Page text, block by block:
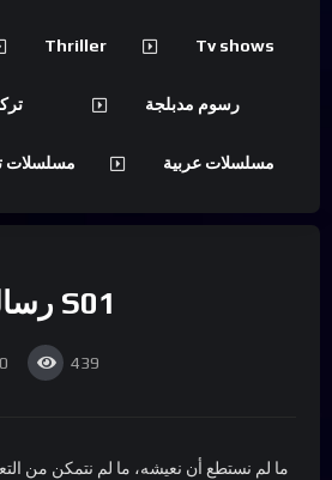
رسالة وداع مدبلج S01
0 439
ما لم نستطع أن نعيشه، ما لم نتمكن من
Thriller Tv shows
رسوم مدبلجة
مسلسلات مسلسلات عربية